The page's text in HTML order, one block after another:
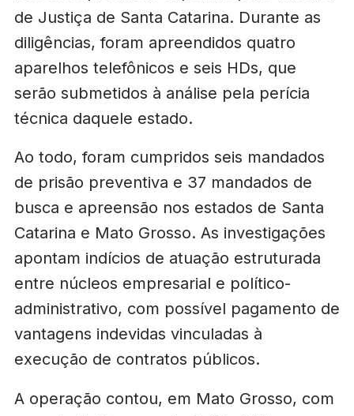
de Justiça de Santa Catarina. Durante as
diligências, foram apreendidos quatro
aparelhos telefônicos e seis HDs, que
serão submetidos à análise pela perícia
técnica daquele estado.
Ao todo, foram cumpridos seis mandados
de prisão preventiva e 37 mandados de
busca e apreensão nos estados de Santa
Catarina e Mato Grosso. As investigações
apontam indícios de atuação estruturada
entre núcleos empresarial e político-
administrativo, com possível pagamento de
vantagens indevidas vinculadas à
execução de contratos públicos.
A operação contou, em Mato Grosso, com